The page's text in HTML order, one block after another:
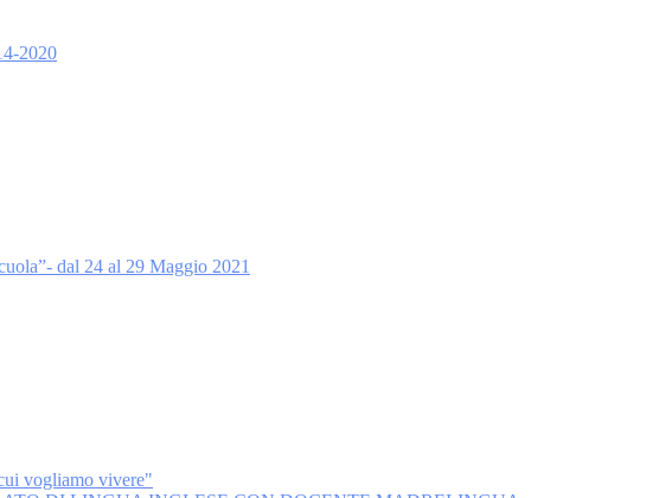
2020
dal 24 al 29 Maggio 2021
vogliamo vivere"